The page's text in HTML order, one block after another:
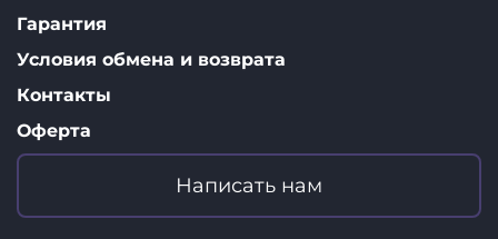
Написать нам
Гарантия
Условия обмена и возврата
Контакты
Оферта